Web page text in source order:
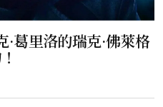
葛里洛的瑞克·佛萊格